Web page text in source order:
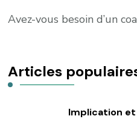
Avez-vous besoin d’un
Articles
Implication